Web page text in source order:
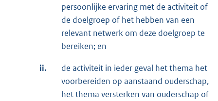
persoonlijke ervaring met de activiteit of
de doelgroep of het hebben van een
relevant netwerk om deze doelgroep te
bereiken; en
ii.
de activiteit in ieder geval het thema het
voorbereiden op aanstaand ouderschap,
het thema versterken van ouderschap of